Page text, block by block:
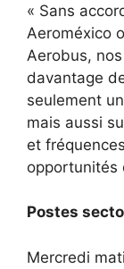
« Sans
Aeroméxico
Aerobus,
davantage
seulement
mais aussi
et
opportunités
Postes
Mercredi